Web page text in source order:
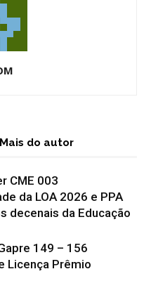
Mais do autor
CME 003
da LOA 2026 e PPA
decenais da Educação
149 – 156
Licença Prêmio